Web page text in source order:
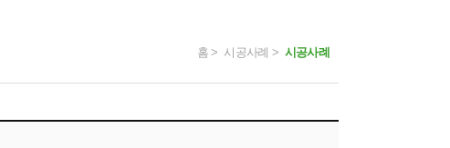
홈 > 시공사례 > 시공사례